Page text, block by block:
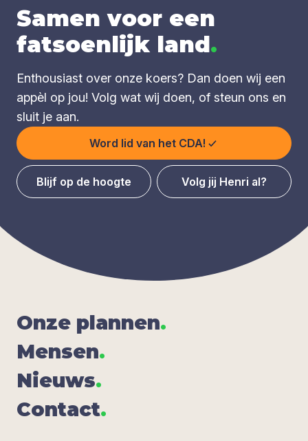
Samen voor een
fatsoenlijk land.
Enthousiast over onze koers? Dan doen wij een
appèl op jou! Volg wat wij doen, of steun ons en
sluit je aan.
Word lid van het CDA!
Blijf op de hoogte Volg jij Henri al?
Onze plan­nen.
Men­sen.
Nieuws.
Con­tact.